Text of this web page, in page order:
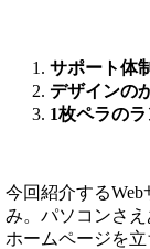
サポート体
デザインの
1枚ペラの
今回紹介する
み。パソコンさ
ホームページを